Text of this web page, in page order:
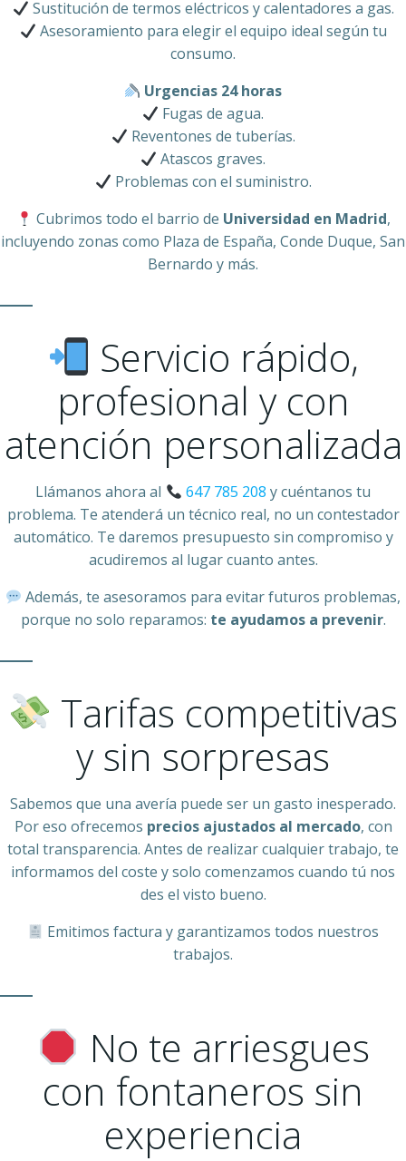
Sustitución de termos eléctricos y calentadores a gas.
Asesoramiento para elegir el equipo ideal según tu
consumo.
Urgencias 24 horas
Fugas de agua.
Reventones de tuberías.
Atascos graves.
Problemas con el suministro.
Cubrimos todo el barrio de Universidad en Madrid,
incluyendo zonas como Plaza de España, Conde Duque, San
Bernardo y más.
Servicio rápido,
profesional y con
atención personalizada
Llámanos ahora al 647 785 208 y cuéntanos tu
problema. Te atenderá un técnico real, no un contestador
automático. Te daremos presupuesto sin compromiso y
acudiremos al lugar cuanto antes.
Además, te asesoramos para evitar futuros problemas,
porque no solo reparamos: te ayudamos a prevenir.
Tarifas competitivas
y sin sorpresas
Sabemos que una avería puede ser un gasto inesperado.
Por eso ofrecemos precios ajustados al mercado, con
total transparencia. Antes de realizar cualquier trabajo, te
informamos del coste y solo comenzamos cuando tú nos
des el visto bueno.
Emitimos factura y garantizamos todos nuestros
trabajos.
No te arriesgues
con fontaneros sin
experiencia